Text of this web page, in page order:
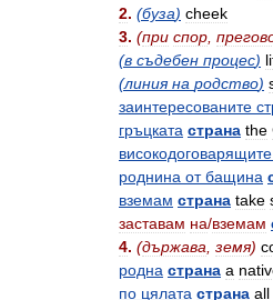
2. (буза) cheek
3. (при спор
(в съдебен процес)
(линия на родство)
заинтересованите
гръцката страна the
високодоговарящите
роднина от бащина
вземам страна take
заставам на/вземам
4. (държава земя)
родна страна a
по цялата страна all